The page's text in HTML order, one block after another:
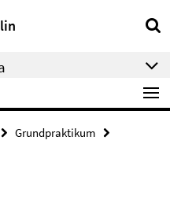
Grundpraktikum